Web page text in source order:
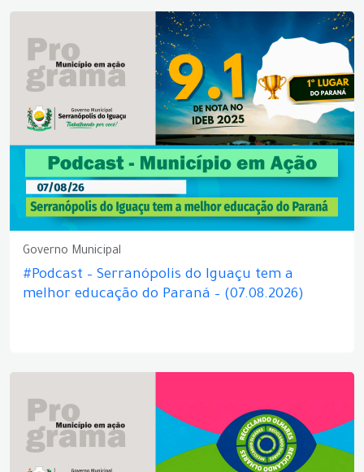
Governo Municipal
#Podcast – Serranópolis do Iguaçu tem a
melhor educação do Paraná – (07.08.2026)